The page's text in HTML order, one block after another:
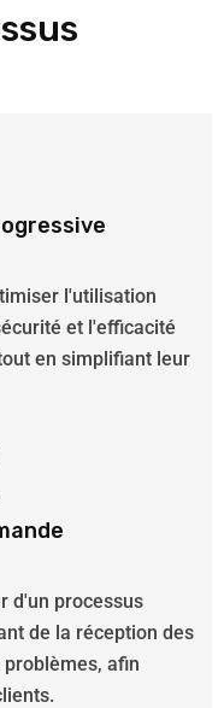
l'utilisation
et l'efficacité
en simplifiant leur
d'un processus
de la réception des
afin